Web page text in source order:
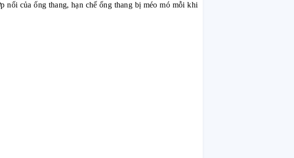
nối của ống thang, hạn chế ống thang bị méo mó mỗi khi